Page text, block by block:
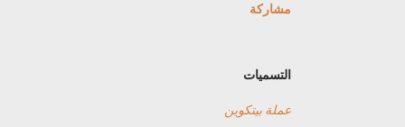
مشاركة
التسميات
عملة بيتكوين